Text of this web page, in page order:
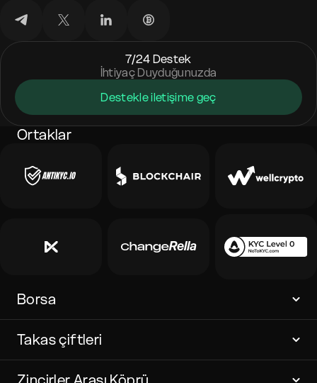
7/24 Destek
İhtiyaç Duyduğunuzda
Destekle iletişime geç
Ortaklar
Borsa
Takas çiftleri